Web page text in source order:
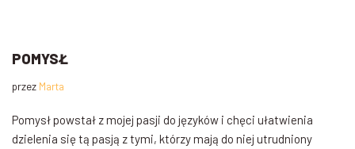
POMYSŁ
przez Marta
Pomysł powstał z mojej pasji do języków i chęci ułatwienia
dzielenia się tą pasją z tymi, którzy mają do niej utrudniony